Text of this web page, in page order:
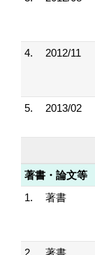
4. 2012/11
5. 2013/02
著書・論文等
1.
著書
2. 著書